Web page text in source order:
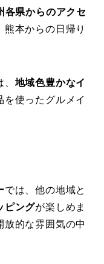
各県からのアクセ
本からの日帰り
地域色豊かなイ
を使ったグルメイ
では、他の地域と
ピングが楽しめま
的な雰囲気の中